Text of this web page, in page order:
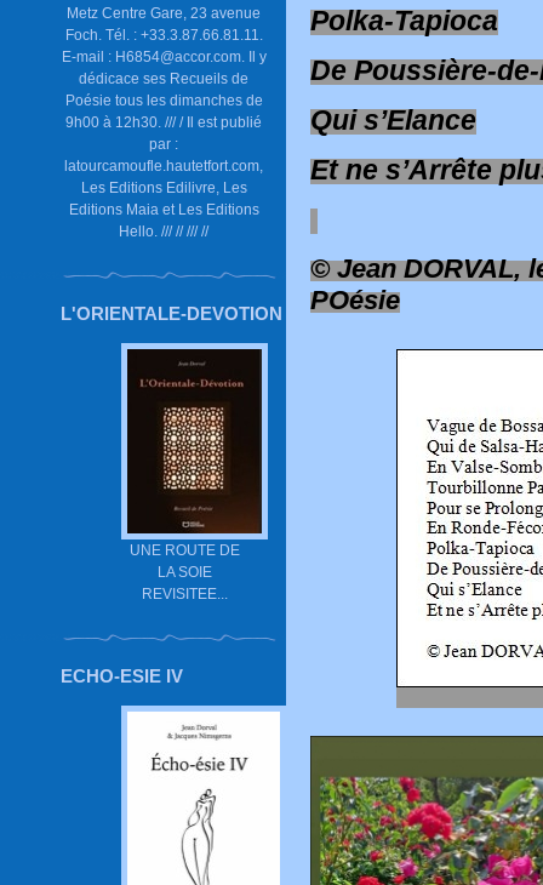
Metz Centre Gare, 23 avenue
Foch. Tél. : +33.3.87.66.81.11.
E-mail : H6854@accor.com. Il y
dédicace ses Recueils de
Poésie tous les dimanches de
9h00 à 12h30. /// / Il est publié
par :
latourcamoufle.hautetfort.com,
Les Editions Edilivre, Les
Editions Maia et Les Editions
Hello. /// // /// //
L'ORIENTALE-DEVOTION
UNE ROUTE DE
LA SOIE
REVISITEE...
ECHO-ESIE IV
Polka-Tapioca
De Poussière-
Qui s’Elance
Et ne s’Arrête
© Jean DORVAL,
POésie